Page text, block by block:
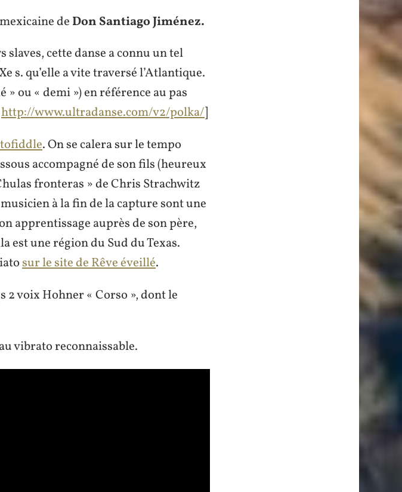
de Don Santiago Jiménez.
cette danse a connu un tel
s. qu’elle a vite traversé l’Atlantique.
» ou « demi ») en référence au pas
http://www.ultradanse.com/v2/polka/]
. On se calera sur le tempo
accompagné de son fils (heureux
fronteras » de Chris Strachwitz
à la fin de la capture sont une
apprentissage auprès de son père,
est une région du Sud du Texas.
sur le site de Rêve éveillé.
2 voix Hohner « Corso », dont le
vibrato reconnaissable.